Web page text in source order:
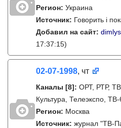
Регион: Украина
Источник: Говорить і
Добавил на сайт:
17:37:15)
02-07-1998, чт
Каналы [8]: ОРТ, РТР,
Культура, Телеэкспо, ТВ-
Регион: Москва
Источник: журнал "ТВ-